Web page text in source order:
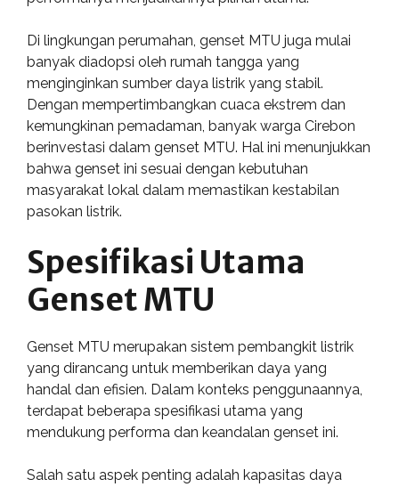
Di lingkungan perumahan, genset MTU juga mulai
banyak diadopsi oleh rumah tangga yang
menginginkan sumber daya listrik yang stabil.
Dengan mempertimbangkan cuaca ekstrem dan
kemungkinan pemadaman, banyak warga Cirebon
berinvestasi dalam genset MTU. Hal ini menunjukkan
bahwa genset ini sesuai dengan kebutuhan
masyarakat lokal dalam memastikan kestabilan
pasokan listrik.
Spesifikasi Utama
Genset MTU
Genset MTU merupakan sistem pembangkit listrik
yang dirancang untuk memberikan daya yang
handal dan efisien. Dalam konteks penggunaannya,
terdapat beberapa spesifikasi utama yang
mendukung performa dan keandalan genset ini.
Salah satu aspek penting adalah kapasitas daya